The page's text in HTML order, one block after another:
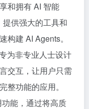
和拥有 AI 智能
供强大的工具和
构建 AI Agents。
为非专业人士设计
交互，让用户只需
整功能的应用。
能，通过将高质